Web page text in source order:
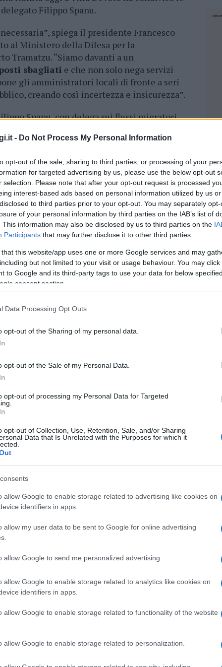
- Do Not Process My Personal Information
opt-out of the sale, sharing to third parties, or processing of your
for targeted advertising by us, please use the below opt-out
selection. Please note that after your opt-out request is processed
interest-based ads based on personal information utilized by us
to third parties prior to your opt-out. You may separately
of your personal information by third parties on the IAB’s list of
This information may also be disclosed by us to third parties on the
Participants that may further disclose it to other third parties.
that this website/app uses one or more Google services and may
but not limited to your visit or usage behaviour. You may
to Google and its third-party tags to use your data for below
consent section.
Data Processing Opt Outs
opt-out of the Sharing of my personal data.
opt-out of the Sale of my Personal Data.
opt-out of processing my Personal Data for Targeted
opt-out of Collection, Use, Retention, Sale, and/or Sharing
Data that Is Unrelated with the Purposes for which it
allow Google to enable storage related to advertising like cookies on
identifiers in apps.
allow my user data to be sent to Google for online advertising
allow Google to send me personalized advertising.
allow Google to enable storage related to analytics like cookies on
identifiers in apps.
allow Google to enable storage related to functionality of the website
allow Google to enable storage related to personalization.
Filippo Spanu.
spiega il presidente Francesco
al Ministero della Difesa per la
Tramatzu. “Siamo davanti a un
sbagliati e che non solo nega servizi
gli amministratori locali di fronte a seri
creando così incertezza e insicurezza”.
Spanu, con delega sui flussi migratori,
si sta muovendo in sintonia con altre
a un confronto con il Governo attraverso
nell’ambito della Conferenza delle
a Piemonte, Toscana, Emilia Romagna,
Università e Associazioni, abbiamo
Governo e al Parlamento di aderire al
a livello mondiale un
condivisa dei movimenti migratori.
al grave e ingiustificato disimpegno del
di integrazione dei richiedenti asilo la
del Piano dei flussi migratori per il 2019.
ll Piano – spiega l’assessore Spanu – si è
e razionalizzare fabbisogni, azioni e
dispositivo flessibile e adattabile al
di aggiornamenti sotto il profilo
annuale se non semestrale quando
internazionale e titolari dello
protezione”.
azioni di inclusione attraverso lo sport
i corsi di formazione per i tutori
(MSNA) avviati insieme al
le iniziative per contrastare la
con la Congregazione Figlie della Carità di
di informazione e sensibilizzazione”.
di valorizzazione delle competenze dei
internazionale nel settore agricolo
ai giovani ospitati nelle strutture di
Confermati i progetti di volontariato
ai richiedenti asilo
tutela e cura dell’arredo urbano, del
L’iniziativa è finalizzata a superare la
e favorire la loro integrazione. Negli ultimi
che hanno coinvolto circa 200 persone.
e di cittadinanza attiva – spiega
dell’Amministrazione regionale per